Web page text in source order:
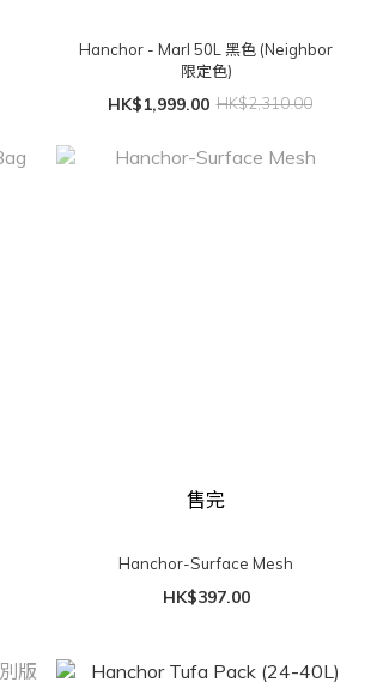
Hanchor - Marl 50L 黑色 (Neighbor
限定色)
HK$1,999.00 HK$2,310.00
售完
Hanchor-Surface Mesh
HK$397.00